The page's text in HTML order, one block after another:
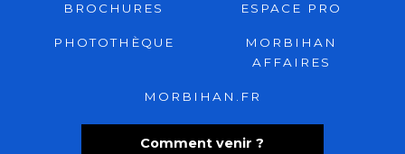
Comment venir ?
BROCHURES ESPACE PRO
PHOTOTHÈQUE
MORBIHAN
AFFAIRES
MORBIHAN.FR